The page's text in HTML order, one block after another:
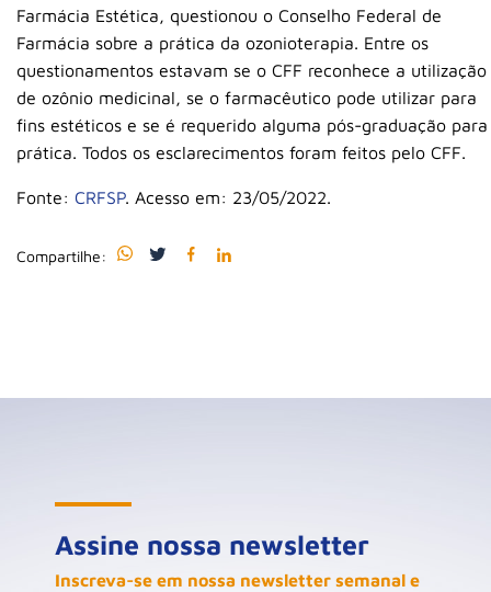
Farmácia Estética, questionou o Conselho Federal de
Farmácia sobre a prática da ozonioterapia. Entre os
questionamentos estavam se o CFF reconhece a utilização
de ozônio medicinal, se o farmacêutico pode utilizar para
fins estéticos e se é requerido alguma pós-graduação
prática. Todos os esclarecimentos foram feitos pelo CFF.
Fonte: CRFSP. Acesso em: 23/05/2022.
Compartilhe:
Assine nossa newsletter
Inscreva-se em nossa newsletter semanal e